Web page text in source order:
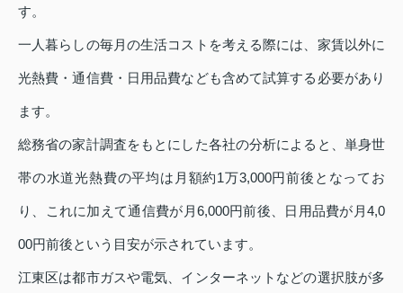
す。
一人暮らしの毎月の生活コストを考える際には、家賃以外に
光熱費・通信費・日用品費なども含めて試算する必要があり
ます。
総務省の家計調査をもとにした各社の分析によると、単身世
帯の水道光熱費の平均は月額約1万3,000円前後となってお
り、これに加えて通信費が月6,000円前後、日用品費が月4,0
00円前後という目安が示されています。
江東区は都市ガスや電気、インターネットなどの選択肢が多